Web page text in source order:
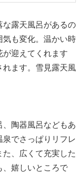
な露天風呂があるの
気も変化。温かい時
迎えてくれます
れます。雪見露天風
陶器風呂などもあ
でさっぱりリフレ
、広くて充実した
、嬉しいところで